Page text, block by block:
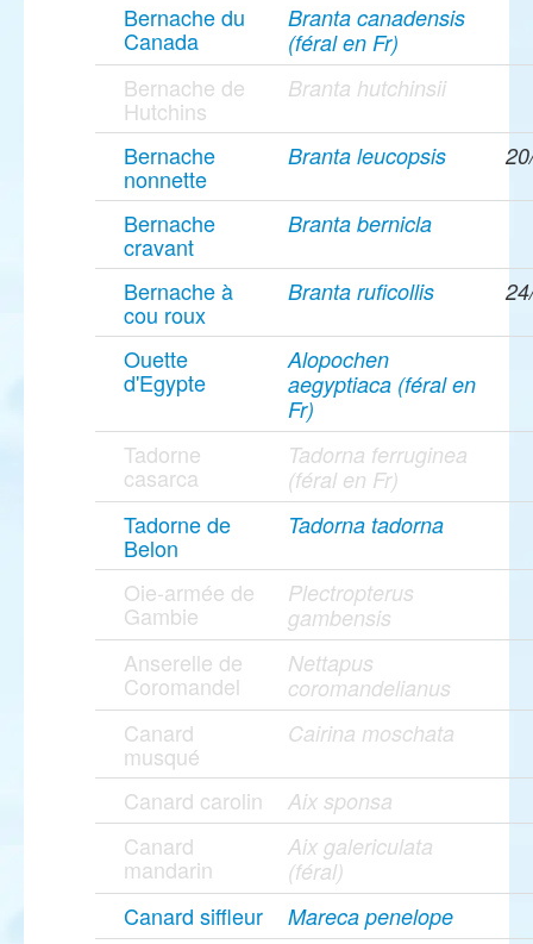
Bernache du
Canada
Branta canadensis
(féral en Fr)
Bernache de
Hutchins
Branta hutchinsii
Bernache
nonnette
Branta leucopsis
Bernache
cravant
Branta bernicla
Bernache à
cou roux
Branta ruficollis
Ouette
d'Egypte
Alopochen
aegyptiaca (féral en
Fr)
Tadorne
casarca
Tadorna ferruginea
(féral en Fr)
Tadorne de
Belon
Tadorna tadorna
Oie-armée de
Gambie
Plectropterus
gambensis
Anserelle de
Coromandel
Nettapus
coromandelianus
Canard
musqué
Cairina moschata
Canard carolin Aix sponsa
Canard
mandarin
Aix galericulata
(féral)
Canard siffleur Mareca penelope